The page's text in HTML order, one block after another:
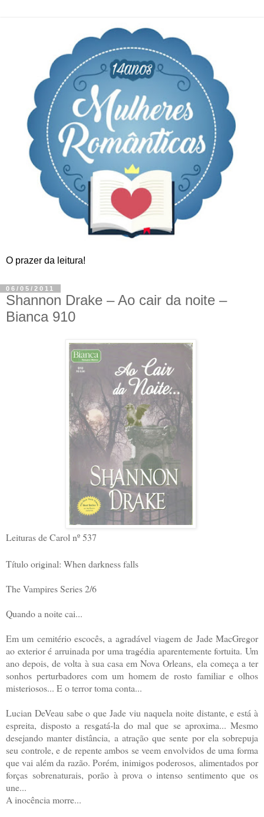
O prazer da leitura!
06/05/2011
Shannon Drake – Ao cair da noite –
Bianca 910
Leituras de Carol nº 537
Título original: When darkness falls
The Vampires Series 2/6
Quando a noite cai...
Em um cemitério escocês, a agradável viagem de Jade MacGregor
ao exterior é arruinada por uma tragédia aparentemente fortuita. Um
ano depois, de volta à sua casa em Nova Orleans, ela começa a ter
sonhos perturbadores com um homem de rosto familiar e olhos
misteriosos... E o terror toma conta...
Lucian DeVeau sabe o que Jade viu naquela noite distante, e está à
espreita, disposto a resgatá-la do mal que se aproxima... Mesmo
desejando manter distância, a atração que sente por ela sobrepuja
seu controle, e de repente ambos se veem envolvidos de uma forma
que vai além da razão. Porém, inimigos poderosos, alimentados por
forças sobrenaturais, porão à prova o intenso sentimento que os
une...
A inocência morre...